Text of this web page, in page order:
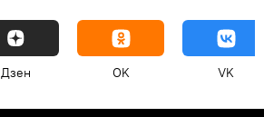
Дзен OK VK